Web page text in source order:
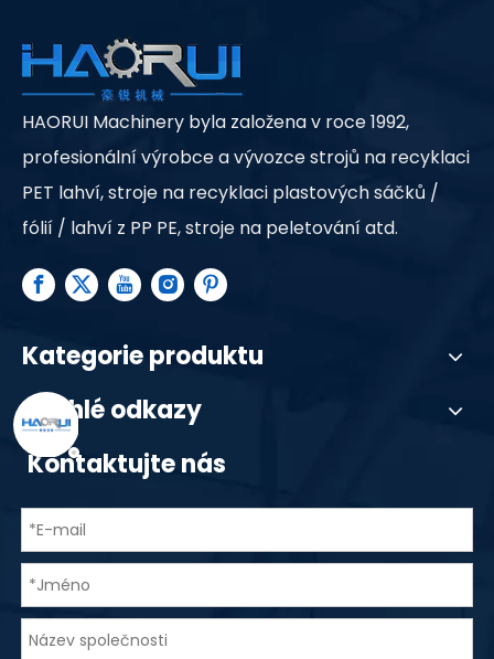
HAORUI Machinery byla založena v roce 1992,
profesionální výrobce a vývozce strojů na recyklaci
PET lahví, stroje na recyklaci plastových sáčků /
fólií / lahví z PP PE, stroje na peletování atd.
Kategorie produktu
Rychlé odkazy
Kontaktujte nás